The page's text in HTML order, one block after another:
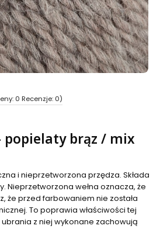
0 Recenzje: 0)
do sekcji Opinie
popielaty brąz / mix
i nieprzetworzona przędza. Składa
Nieprzetworzona wełna oznacza, że
że przed farbowaniem nie została
To poprawia właściwości tej
ubrania z niej wykonane zachowują